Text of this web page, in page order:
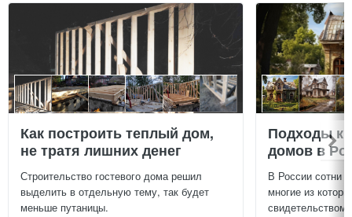
Как построить теплый дом,
не тратя лишних денег
Строительство гостевого дома решил
выделить в отдельную тему, так будет
меньше путаницы.
Подходы к
домов в
В России сотни
многие из
свидетельством